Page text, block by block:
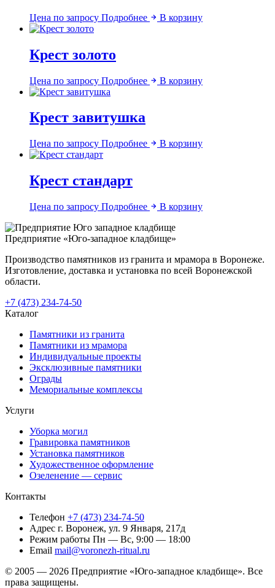
Цена по запросу Подробнее В корзину
Крест золото
Цена по запросу Подробнее В корзину
Крест завитушка
Цена по запросу Подробнее В корзину
Крест стандарт
Цена по запросу Подробнее В корзину
Предприятие «Юго-западное кладбище»
Производство памятников из гранита и мрамора в Воронеже.
Изготовление, доставка и установка по всей Воронежской
области.
+7 (473) 234-74-50
Каталог
Памятники из гранита
Памятники из мрамора
Индивидуальные проекты
Эксклюзивные памятники
Ограды
Мемориальные комплексы
Услуги
Уборка могил
Гравировка памятников
Установка памятников
Художественное оформление
Озеленение — сервис
Контакты
Телефон +7 (473) 234-74-50
Адрес г. Воронеж, ул. 9 Января, 217д
Режим работы Пн — Вс, 9:00 — 18:00
Email mail@voronezh-ritual.ru
© 2005 — 2026 Предприятие «Юго-западное кладбище». Все
права защищены.